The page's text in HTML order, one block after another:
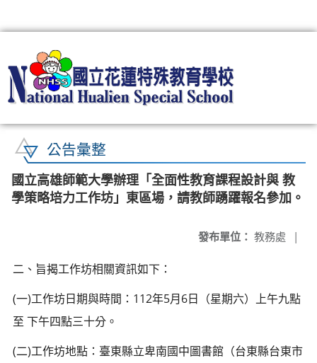
公告彙整
國立高雄師範大學辦理「全面性教育課程設計與 教
學策略培力工作坊」東區場，請教師踴躍報名參加。
發布單位： 教務處 |
二、旨揭工作坊相關資訊如下：
(一)工作坊日期與時間：112年5月6日（星期六）上午九點
至 下午四點三十分。
(二)工作坊地點：臺東縣立卑南國中圖書館（台東縣台東市